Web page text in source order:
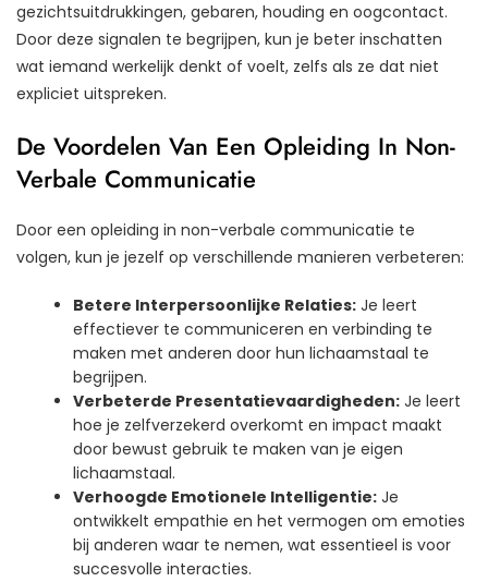
gezichtsuitdrukkingen, gebaren, houding en oogcontact.
Door deze signalen te begrijpen, kun je beter inschatten
wat iemand werkelijk denkt of voelt, zelfs als ze dat niet
expliciet uitspreken.
De Voordelen Van Een Opleiding In Non-
Verbale Communicatie
Door een opleiding in non-verbale communicatie te
volgen, kun je jezelf op verschillende manieren verbeteren:
Betere Interpersoonlijke Relaties: Je leert
effectiever te communiceren en verbinding te
maken met anderen door hun lichaamstaal te
begrijpen.
Verbeterde Presentatievaardigheden: Je leert
hoe je zelfverzekerd overkomt en impact maakt
door bewust gebruik te maken van je eigen
lichaamstaal.
Verhoogde Emotionele Intelligentie: Je
ontwikkelt empathie en het vermogen om emoties
bij anderen waar te nemen, wat essentieel is voor
succesvolle interacties.